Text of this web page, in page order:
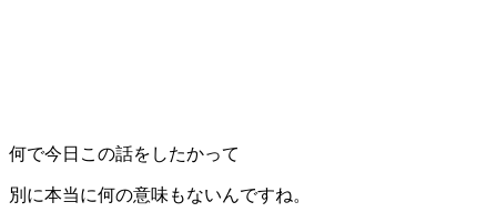
何で今日この話をしたかって
別に本当に何の意味もないんですね。